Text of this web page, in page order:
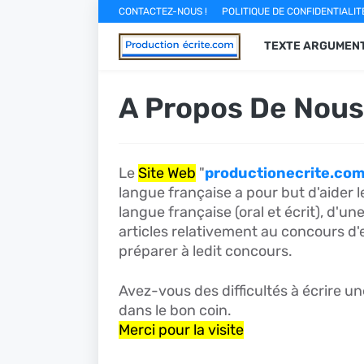
CONTACTEZ-NOUS ! POLITIQUE DE
TEXTE
A Propos De Nous
Le Site Web "productionecrite.com
langue française a pour but d'aider
langue française (oral et écrit),
articles relativement au concours
préparer à ledit concours.
Avez-vous des difficultés à écrire
dans le bon coin.
Merci pour la visite